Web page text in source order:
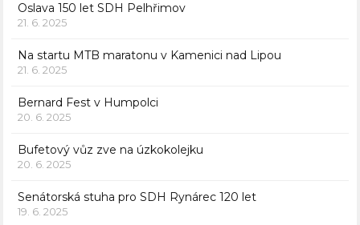
Oslava 150 let SDH Pelhřimov
21. 6. 2025
Na startu MTB maratonu v Kamenici nad Lipou
21. 6. 2025
Bernard Fest v Humpolci
20. 6. 2025
Bufetový vůz zve na úzkokolejku
20. 6. 2025
Senátorská stuha pro SDH Rynárec 120 let
19. 6. 2025